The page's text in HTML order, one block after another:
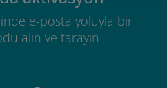
e-posta yoluyla bir
alın ve tarayın